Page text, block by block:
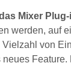
Mixer
werden, auf
von